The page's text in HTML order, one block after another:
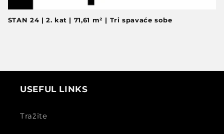
STAN 24 | 2. kat | 71,61 m² | Tri spavaće sobe
USEFUL LINKS
Tražite